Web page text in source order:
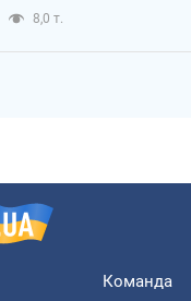
8,0 т.
Команда